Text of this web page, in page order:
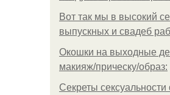
Вот так мы в высокий
выпускных и свадеб
Окошки на выходные
макияж/прическу/образ:
Секреты